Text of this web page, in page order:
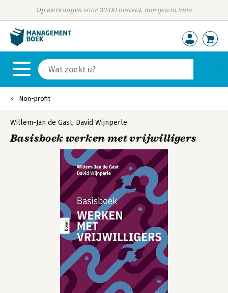
Op werkdagen voor 23:00 besteld, morgen in huis
Non-profit
Willem-Jan de Gast, David Wijnperle
Basisboek werken met vrijwilligers